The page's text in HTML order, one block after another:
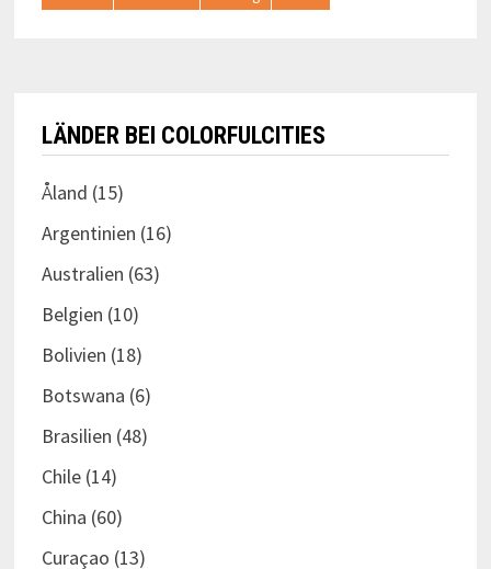
LÄNDER BEI COLORFULCITIES
Åland (15)
Argentinien (16)
Australien (63)
Belgien (10)
Bolivien (18)
Botswana (6)
Brasilien (48)
Chile(14)
China (60)
Curaçao (13)